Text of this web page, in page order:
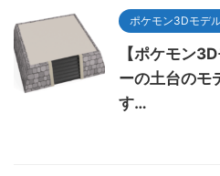
ポケモン3Dモデ
【ポケモン
ーの土台のモ
す…